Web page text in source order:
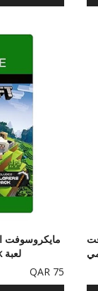
مايكروسوفت
لعبة Explorers Pack​​ - الكود الرقمي
75 QAR